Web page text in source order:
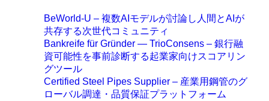
BeWorld-U – 複数AIモデルが討論し人間とAIが
共存する次世代コミュニティ
Bankreife für Gründer — TrioConsens – 銀行融
資可能性を事前診断する起業家向けスコアリン
グツール
Certified Steel Pipes Supplier – 産業用鋼管のグ
ローバル調達・品質保証プラットフォーム